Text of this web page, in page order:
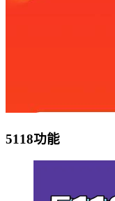
5118功能